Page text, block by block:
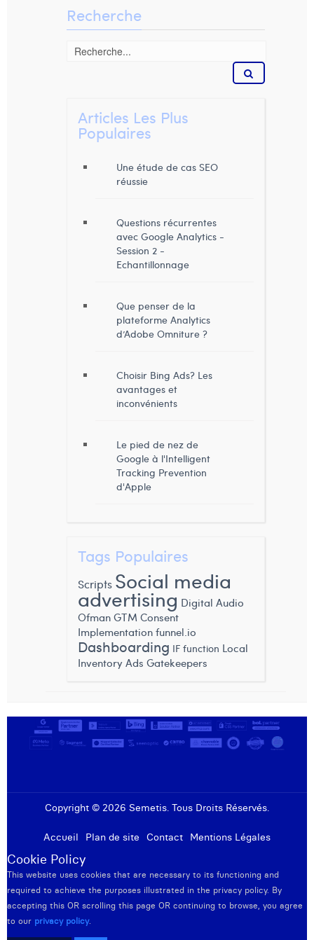
Yaël Vanhoe
Recherche
Articles Les Plus
Populaires
Une étude de cas SEO
réussie
Questions récurrentes
avec Google Analytics -
Session 2 -
Echantillonnage
Que penser de la
plateforme Analytics
d’Adobe Omniture ?
Choisir Bing Ads? Les
avantages et
inconvénients
Le pied de nez de
Google à l'Intelligent
Tracking Prevention
d'Apple
Tags Populaires
Scripts Social media
advertising Digital Audio
Ofman GTM Consent
Implementation funnel.io
Dashboarding IF function Local
Inventory Ads Gatekeepers
Copyright © 2026 Semetis. Tous Droits Réservés.
Accueil Plan de site Contact Mentions Légales
Cookie Policy
This website uses cookies that are necessary to its functioning and
required to achieve the purposes illustrated in the privacy policy. By
accepting this OR scrolling this page OR continuing to browse, you agree
to our privacy policy.